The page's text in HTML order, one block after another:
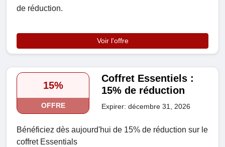
de réduction.
Voir l'offre
15%
OFFRE
Coffret Essentiels :
15% de réduction
Expirer: décembre 31, 2026
Bénéficiez dès aujourd'hui de 15% de réduction sur le
coffret Essentials